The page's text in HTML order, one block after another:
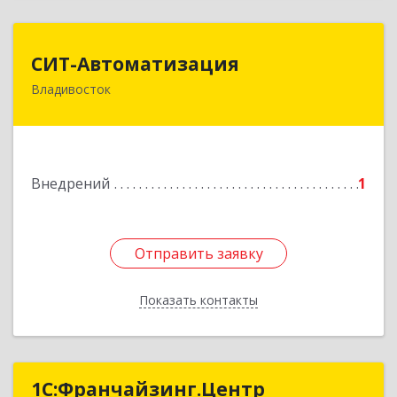
СИТ-Автоматизация
Владивосток
Внедрений 1
Отправить заявку
Показать контакты
690087, Приморский край, Владивосток г,
Отправить заявку
Назад
1С:Франчайзинг.Центр
1С:Франчайзинг.Центр